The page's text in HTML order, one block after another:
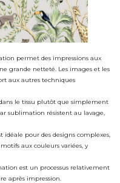
permet des impressions aux
grande netteté. Les images et les
aux autres techniques
le tissu plutôt que simplement
sublimation résistent au lavage,
idéale pour des designs complexes,
aux couleurs variées, y
est un processus relativement
après impression.